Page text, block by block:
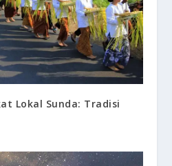
Lokal Sunda: Tradisi